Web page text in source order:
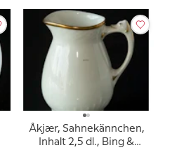
Åkjær, Sahnekännchen,
Inhalt 2,5 dl., Bing &